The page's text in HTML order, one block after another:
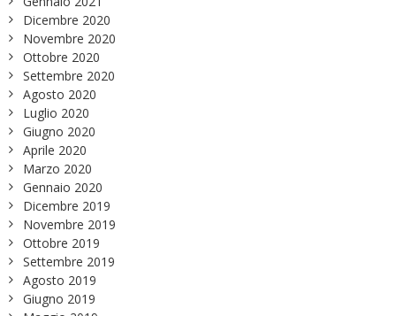
Dicembre 2020
Novembre 2020
Ottobre 2020
Settembre 2020
Agosto 2020
Luglio 2020
Giugno 2020
Aprile 2020
Marzo 2020
Gennaio 2020
Dicembre 2019
Novembre 2019
Ottobre 2019
Settembre 2019
Agosto 2019
Giugno 2019